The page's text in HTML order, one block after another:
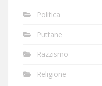
Politica
Puttane
Razzismo
Religione